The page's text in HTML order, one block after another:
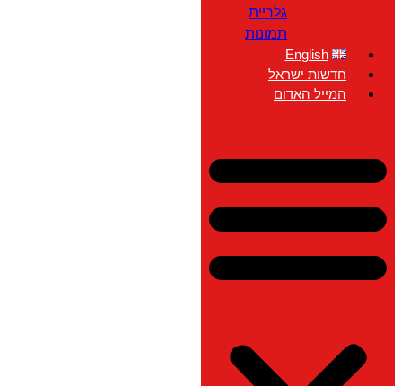
גלריית
תמונות
English
חדשות ישראל
המייל האדום